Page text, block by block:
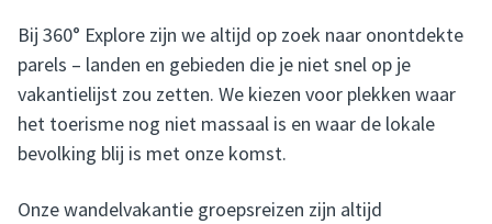
Bij 360° Explore zijn we altijd op zoek naar onontdekte
parels – landen en gebieden die je niet snel op je
vakantielijst zou zetten. We kiezen voor plekken waar
het toerisme nog niet massaal is en waar de lokale
bevolking blij is met onze komst.
Onze wandelvakantie groepsreizen zijn altijd